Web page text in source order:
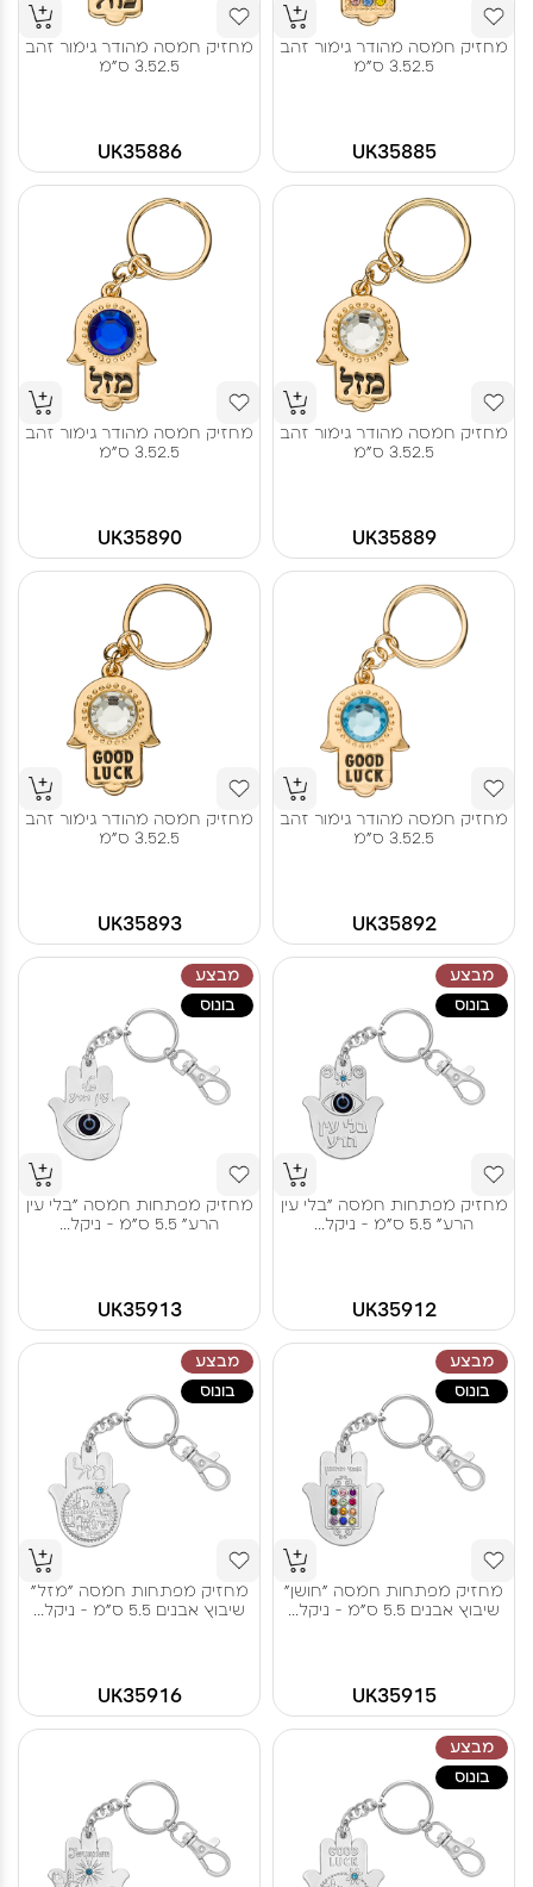
מחזיק חמסה מהודר גימור זהב
3.52.5 ס"מ
UK35885
מחזיק חמסה מהודר גימור זהב
3.52.5 ס"מ
UK35886
מחזיק חמסה מהודר גימור זהב
3.52.5 ס"מ
UK35889
מחזיק חמסה מהודר גימור זהב
3.52.5 ס"מ
UK35890
מחזיק חמסה מהודר גימור זהב
3.52.5 ס"מ
UK35892
מחזיק חמסה מהודר גימור זהב
3.52.5 ס"מ
UK35893
מבצע
בונוס
מחזיק מפתחות חמסה "בלי עין
הרע" 5.5 ס"מ - ניקל...
UK35912
מבצע
בונוס
מחזיק מפתחות חמסה "בלי עין
הרע" 5.5 ס"מ - ניקל...
UK35913
מבצע
בונוס
מחזיק מפתחות חמסה "חושן"
שיבוץ אבנים 5.5 ס"מ - ניקל...
UK35915
מבצע
בונוס
מחזיק מפתחות חמסה "מזל"
שיבוץ אבנים 5.5 ס"מ - ניקל...
UK35916
מבצע
בונוס